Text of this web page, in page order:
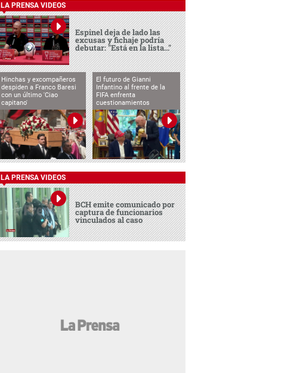
LA PRENSA VIDEOS
Espinel deja de lado las
excusas y fichaje podría
debutar: "Está en la lista..."
Hinchas y excompañeros
despiden a Franco Baresi
con un último 'Ciao
capitano'
El futuro de Gianni
Infantino al frente de la
FIFA enfrenta
cuestionamientos
LA PRENSA VIDEOS
BCH emite comunicado por
captura de funcionarios
vinculados al caso